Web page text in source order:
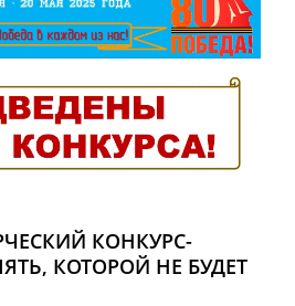
КОНКУРС-
КОТОРОЙ НЕ БУДЕТ